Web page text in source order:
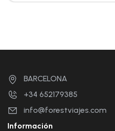
BARCELONA
+34 652179385
info@forestviajes.com
Información